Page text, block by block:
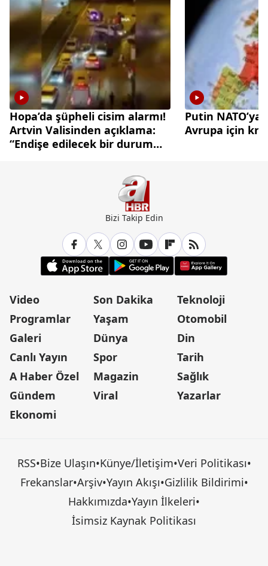
Hopa’da şüpheli cisim alarmı!
Artvin Valisinden açıklama:
“Endişe edilecek bir durum
Putin NATO’ya
Avrupa için
Bizi Takip Edin
Video
Programlar
Galeri
Canlı Yayın
A Haber Özel
Gündem
Ekonomi
Son Dakika
Yaşam
Dünya
Spor
Magazin
Viral
Teknoloji
Otomobil
Din
Tarih
Sağlık
Yazarlar
RSS•Bize Ulaşın•Künye/İletişim•Veri Politikası•
Frekanslar•Arşiv•Yayın Akışı•Gizlilik Bildirimi•
Hakkımızda•Yayın İlkeleri•
İsimsiz Kaynak Politikası